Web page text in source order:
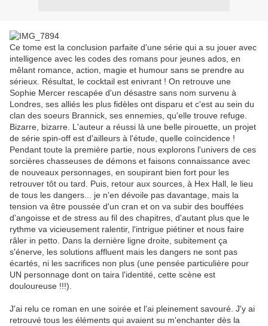
Ce tome est la conclusion parfaite d'une série qui a su jouer avec
intelligence avec les codes des romans pour jeunes ados, en
mêlant romance, action, magie et humour sans se prendre au
sérieux. Résultat, le cocktail est enivrant ! On retrouve une
Sophie Mercer rescapée d'un désastre sans nom survenu à
Londres, ses alliés les plus fidèles ont disparu et c'est au sein du
clan des soeurs Brannick, ses ennemies, qu'elle trouve refuge.
Bizarre, bizarre. L'auteur a réussi là une belle pirouette, un projet
de série spin-off est d'ailleurs à l'étude, quelle coïncidence !
Pendant toute la première partie, nous explorons l'univers de ces
sorcières chasseuses de démons et faisons connaissance avec
de nouveaux personnages, en soupirant bien fort pour les
retrouver tôt ou tard. Puis, retour aux sources, à Hex Hall, le lieu
de tous les dangers... je n'en dévoile pas davantage, mais la
tension va être poussée d'un cran et on va subir des bouffées
d'angoisse et de stress au fil des chapitres, d'autant plus que le
rythme va vicieusement ralentir, l'intrigue piétiner et nous faire
râler in petto. Dans la dernière ligne droite, subitement ça
s'énerve, les solutions affluent mais les dangers ne sont pas
écartés, ni les sacrifices non plus (une pensée particulière pour
UN personnage dont on taira l'identité, cette scène est
douloureuse !!!).
J'ai relu ce roman en une soirée et l'ai pleinement savouré. J'y ai
retrouvé tous les éléments qui avaient su m'enchanter dès la